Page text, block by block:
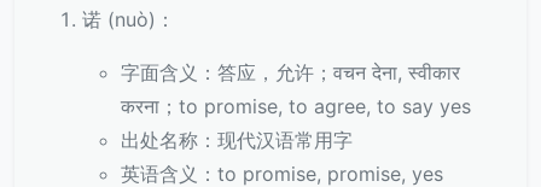
诺 (nuò)：
字面含义：答应，允许；वचन देना, स्वीकार
करना；to promise, to agree, to say yes
出处名称：现代汉语常用字
英语含义：to promise, promise, yes